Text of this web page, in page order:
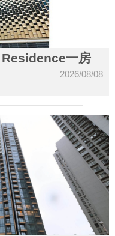
Residence一房
2026/08/08